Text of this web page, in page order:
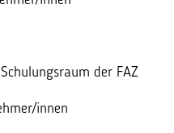
der FAZ
innen